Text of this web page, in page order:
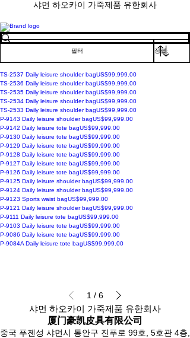
샤먼 하오카이 가죽제품 유한회사
필터
TS-2537 Daily leisure shoulder bag가격
US$99,999.00
TS-2536 Daily leisure shoulder bag가격
US$99,999.00
TS-2535 Daily leisure shoulder bag가격
US$99,999.00
TS-2534 Daily leisure shoulder bag가격
US$99,999.00
TS-2533 Daily leisure shoulder bag가격
US$99,999.00
P-9143 Daily leisure shoulder bag가격
US$99,999.00
P-9142 Daily leisure tote bag가격
US$99,999.00
P-9130 Daily leisure tote bag가격
US$99,999.00
P-9129 Daily leisure tote bag가격
US$99,999.00
P-9128 Daily leisure tote bag가격
US$99,999.00
P-9127 Daily leisure tote bag가격
US$99,999.00
P-9126 Daily leisure tote bag가격
US$99,999.00
P-9125 Daily leisure shoulder bag가격
US$99,999.00
P-9124 Daily leisure shoulder bag가격
US$99,999.00
P-9123 Sports waist bag가격
US$99,999.00
P-9121 Daily leisure shoulder bag가격
US$99,999.00
P-9111 Daily leisure tote bag가격
US$99,999.00
P-9103 Daily leisure tote bag가격
US$99,999.00
P-9086 Daily leisure tote bag가격
US$99,999.00
P-9084A Daily leisure tote bag가격
US$99,999.00
1 / 6
샤먼 하오카이 가죽제품 유한회사
厦门豪凯皮具有限公司
중국 푸젠성 샤먼시 통안구 진푸로 99호, 5호관 4층,